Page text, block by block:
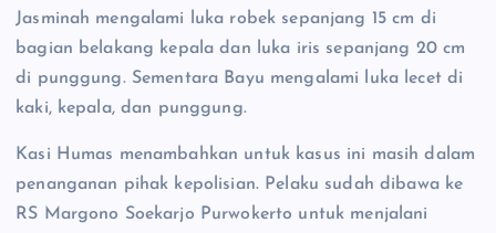
Jasminah mengalami luka robek sepanjang 15 cm di
bagian belakang kepala dan luka iris sepanjang 20 cm
di punggung. Sementara Bayu mengalami luka lecet di
kaki, kepala, dan punggung.
Kasi Humas menambahkan untuk kasus ini masih dalam
penanganan pihak kepolisian. Pelaku sudah dibawa ke
RS Margono Soekarjo Purwokerto untuk menjalani